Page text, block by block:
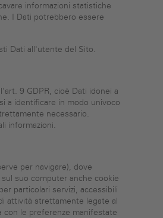
informazioni statistiche
I Dati potrebbero essere
Dati all'utente del Sito.
9 GDPR, cioè Dati idonei a
a identificare in modo univoco
necessario.
informazioni.
per navigare), dove
suo computer anche cookie
particolari servizi, accessibili
attività strettamente legate al
con le preferenze manifestate